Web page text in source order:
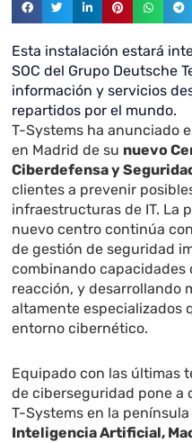
Esta instalación estará
SOC del Grupo Deutsche
información y servicios
repartidos por el mundo.
T-Systems ha anunciado
en Madrid de su nuevo
Ciberdefensa y
clientes a prevenir
infraestructuras de IT. La
nuevo centro continúa
de gestión de seguridad
combinando
reacción, y desarrollando
altamente especializados
entorno cibernético.
Equipado con las últimas
de ciberseguridad pone a
T-Systems en la
Inteligencia Artificial,